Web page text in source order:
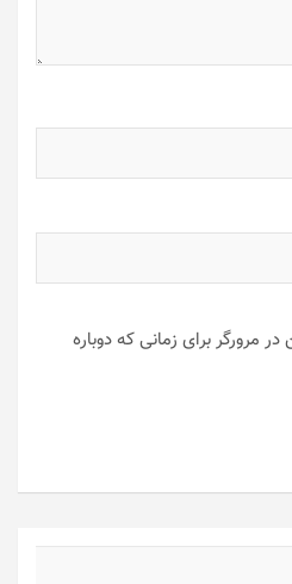
مرورگر برای زمانی که دوباره